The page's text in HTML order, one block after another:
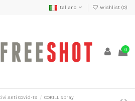
Italiano Wishlist (0)
0
Anti Covid-19
COKILL spray